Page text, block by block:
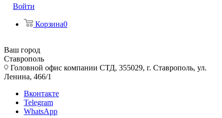
Войти
Корзина0
Ваш город
Ставрополь
Головной офис компании СТД, 355029, г. Ставрополь, ул.
Ленина, 466/1
Вконтакте
Telegram
WhatsApp